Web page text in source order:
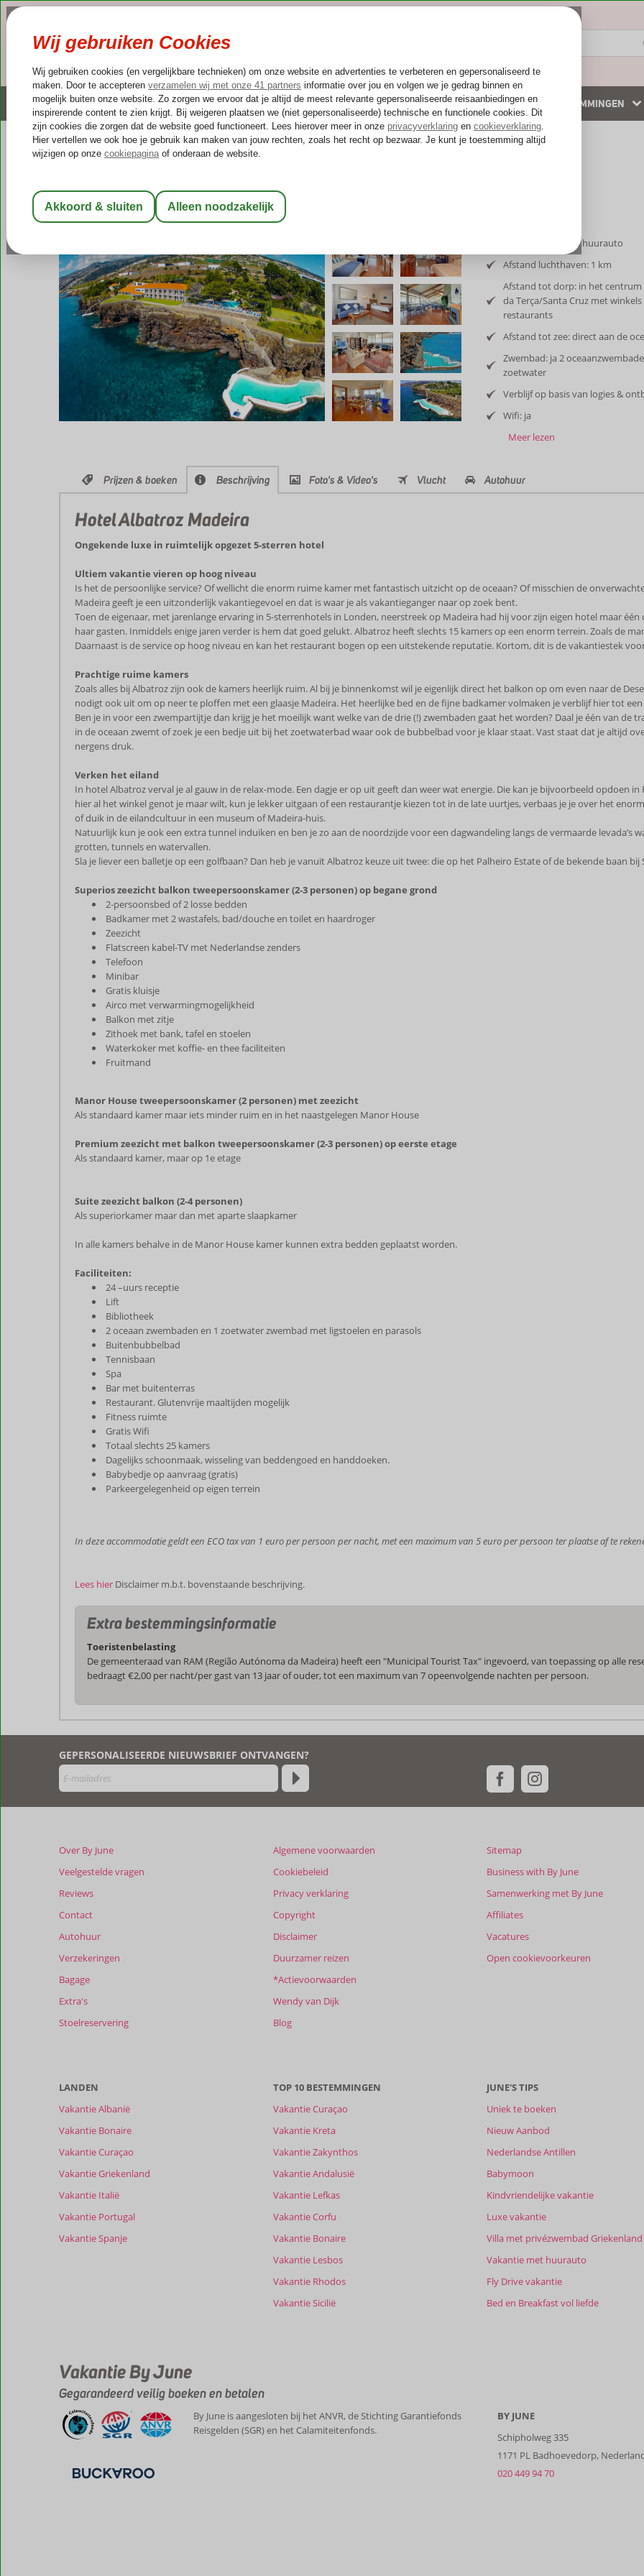
NAZOMER LAST MINUTES ZOMER 2026 WINTERZON BESTEMMINGEN
Altijd inclusief huurauto Kleinschalige & unieke accommodaties Weg van de drukte
Hotel Albatroz Madeira
Logies en ontbijt-Hotel
Inclusief vlucht en huurauto
Afstand luchthaven: 1 km
Afstand tot dorp: in het centrum
da Terça/Santa Cruz met winkels
restaurants
Afstand tot zee: direct aan de
Zwembad: ja 2
zoetwater
Verblijf op basis van logies &
Wifi: ja
Meer lezen
Prijzen & boeken Beschrijving Foto's & Video's Vlucht Autohuur
Hotel Albatroz Madeira
Ongekende luxe in ruimtelijk opgezet 5-sterren hotel
Ultiem vakantie vieren op hoog niveau
Is het de persoonlijke service? Of wellicht die enorm ruime kamer met fantastisch uitzicht op de oceaan? Of misschien de
Madeira geeft je een uitzonderlijk vakantiegevoel en dat is waar je als vakantieganger naar op zoek bent.
Toen de eigenaar, met jarenlange ervaring in 5-sterrenhotels in Londen, neerstreek op Madeira had hij voor zijn eigen hotel maar
haar gasten. Inmiddels enige jaren verder is hem dat goed gelukt. Albatroz heeft slechts 15 kamers op een enorm terrein. Zoals de
Daarnaast is de service op hoog niveau en kan het restaurant bogen op een uitstekende reputatie. Kortom, dit is de vakantiestek
Prachtige ruime kamers
Zoals alles bij Albatroz zijn ook de kamers heerlijk ruim. Al bij je binnenkomst wil je eigenlijk direct het balkon op om even naar de
nodigt ook uit om op neer te ploffen met een glaasje Madeira. Het heerlijke bed en de fijne badkamer volmaken je verblijf hier tot
Ben je in voor een zwempartijtje dan krijg je het moeilijk want welke van de drie (!) zwembaden gaat het worden? Daal je één van de
in de oceaan zwemt of zoek je een bedje uit bij het zoetwaterbad waar ook de bubbelbad voor je klaar staat. Vast staat dat je altijd
nergens druk.
Verken het eiland
In hotel Albatroz verval je al gauw in de relax-mode. Een dagje er op uit geeft dan weer wat energie. Die kan je bijvoorbeeld opdoen
hier al het winkel genot je maar wilt, kun je lekker uitgaan of een restaurantje kiezen tot in de late uurtjes, verbaas je je over het
of duik in de eilandcultuur in een museum of Madeira-huis.
Natuurlijk kun je ook een extra tunnel induiken en ben je zo aan de noordzijde voor een dagwandeling langs de vermaarde levada’s
grotten, tunnels en watervallen.
Sla je liever een balletje op een golfbaan? Dan heb je vanuit Albatroz keuze uit twee: die op het Palheiro Estate of de bekende baan bij
Superios zeezicht balkon tweepersoonskamer (2-3 personen) op begane grond
2-persoonsbed of 2 losse bedden
Badkamer met 2 wastafels, bad/douche en toilet en haardroger
Zeezicht
Flatscreen kabel-TV met Nederlandse zenders
Telefoon
Minibar
Gratis kluisje
Airco met verwarmingmogelijkheid
Balkon met zitje
Zithoek met bank, tafel en stoelen
Waterkoker met koffie- en thee faciliteiten
Fruitmand
Manor House tweepersoonskamer (2 personen) met zeezicht
Als standaard kamer maar iets minder ruim en in het naastgelegen Manor House
Premium zeezicht met balkon tweepersoonskamer (2-3 personen) op eerste etage
Als standaard kamer, maar op 1e etage
Suite zeezicht balkon (2-4 personen)
Als superiorkamer maar dan met aparte slaapkamer
In alle kamers behalve in de Manor House kamer kunnen extra bedden geplaatst worden.
Faciliteiten:
24 –uurs receptie
Lift
Bibliotheek
2 oceaan zwembaden en 1 zoetwater zwembad met ligstoelen en parasols
Buitenbubbelbad
Tennisbaan
Spa
Bar met buitenterras
Restaurant. Glutenvrije maaltijden mogelijk
Fitness ruimte
Gratis Wifi
Totaal slechts 25 kamers
Dagelijks schoonmaak, wisseling van beddengoed en handdoeken.
Babybedje op aanvraag (gratis)
Parkeergelegenheid op eigen terrein
In deze accommodatie geldt een ECO tax van 1 euro per persoon per nacht, met een maximum van 5 euro per persoon ter plaatse af te
Lees hier Disclaimer m.b.t. bovenstaande beschrijving.
Extra bestemmingsinformatie
Toeristenbelasting
De gemeenteraad van RAM (Região Autónoma da Madeira) heeft een "Municipal Tourist Tax" ingevoerd, van toepassing op alle
bedraagt €2,00 per nacht/per gast van 13 jaar of ouder, tot een maximum van 7 opeenvolgende nachten per persoon.
door
klanten
in
Hotel
Madeira
ouder
maanden
de
van
de
beoordelingen
te
Meer
info
GEPERSONALISEERDE NIEUWSBRIEF ONTVANGEN?
Over By June
Veelgestelde vragen
Reviews
Contact
Autohuur
Verzekeringen
Bagage
Extra's
Stoelreservering
Algemene voorwaarden
Cookiebeleid
Privacy verklaring
Copyright
Disclaimer
Duurzamer reizen
*Actievoorwaarden
Wendy van Dijk
Blog
Sitemap
Business with By June
Samenwerking met By June
Affiliates
Vacatures
Open cookievoorkeuren
LANDEN
Vakantie Albanië
Vakantie Bonaire
Vakantie Curaçao
Vakantie Griekenland
Vakantie Italië
Vakantie Portugal
Vakantie Spanje
TOP 10 BESTEMMINGEN
Vakantie Curaçao
Vakantie Kreta
Vakantie Zakynthos
Vakantie Andalusië
Vakantie Lefkas
Vakantie Corfu
Vakantie Bonaire
Vakantie Lesbos
Vakantie Rhodos
Vakantie Sicilië
JUNE'S TIPS
Uniek te boeken
Nieuw Aanbod
Nederlandse Antillen
Babymoon
Kindvriendelijke vakantie
Luxe vakantie
Villa met privézwembad Griekenland
Vakantie met huurauto
Fly Drive vakantie
Bed en Breakfast vol liefde
Vakantie By June
Gegarandeerd veilig boeken en betalen
By June is aangesloten bij het ANVR, de Stichting Garantiefonds
Reisgelden (SGR) en het Calamiteitenfonds.
BY JUNE
Schipholweg 335
1171 PL Badhoevedorp,
020 449 94 70